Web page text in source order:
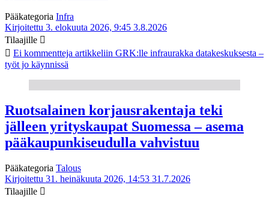
Pääkategoria Infra
Kirjoitettu 3. elokuuta 2026, 9:45 3.8.2026
Tilaajille
Ei kommentteja artikkeliin GRK:lle infraurakka datakeskuksesta –
työt jo käynnissä
Ruotsalainen korjausrakentaja teki
jälleen yrityskaupat Suomessa – asema
pääkaupunkiseudulla vahvistuu
Pääkategoria Talous
Kirjoitettu 31. heinäkuuta 2026, 14:53 31.7.2026
Tilaajille